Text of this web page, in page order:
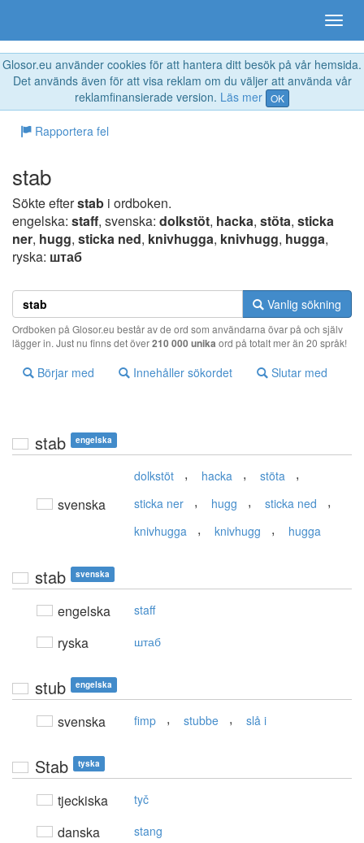
Glosor.eu använder cookies för att hantera ditt besök på vår hemsida.
Det används även för att visa reklam om du väljer att använda vår
reklamfinansierade version. Läs mer OK
Rapportera fel
stab
Sökte efterstab i ordboken.
engelska: staff, svenska: dolkstöt, hacka, stöta, sticka
ner, hugg, sticka ned, knivhugga, knivhugg, hugga,
ryska: штаб
Vanlig sökning
Ordboken på Glosor.eu består av de ord som användarna övar på och själv
lägger in. Just nu finns det över210 000 unika ord på totalt mer än 20 språk!
Börjar med Innehåller sökordet Slutar med
stab engelska
svenska
dolkstöt , hacka , stöta ,
sticka ner , hugg , sticka ned ,
knivhugga , knivhugg , hugga
stab svenska
engelska staff
ryska штаб
stub engelska
svenska fimp , stubbe , slå i
Stab tyska
tjeckiska tyč
danska stang